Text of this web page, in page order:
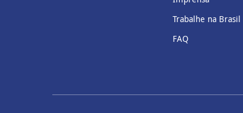
Trabalhe na Brasil
FAQ